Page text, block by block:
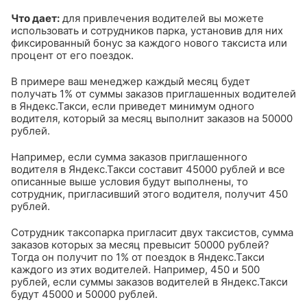
Что дает: для привлечения водителей вы можете
использовать и сотрудников парка, установив для них
фиксированный бонус за каждого нового таксиста или
процент от его поездок.
В примере ваш менеджер каждый месяц будет
получать 1% от суммы заказов приглашенных водителей
в Яндекс.Такси, если приведет минимум одного
водителя, который за месяц выполнит заказов на 50000
рублей.
Например, если сумма заказов приглашенного
водителя в Яндекс.Такси составит 45000 рублей и все
описанные выше условия будут выполнены, то
сотрудник, пригласивший этого водителя, получит 450
рублей.
Сотрудник таксопарка пригласит двух таксистов, сумма
заказов которых за месяц превысит 50000 рублей?
Тогда он получит по 1% от поездок в Яндекс.Такси
каждого из этих водителей. Например, 450 и 500
рублей, если суммы заказов водителей в Яндекс.Такси
будут 45000 и 50000 рублей.